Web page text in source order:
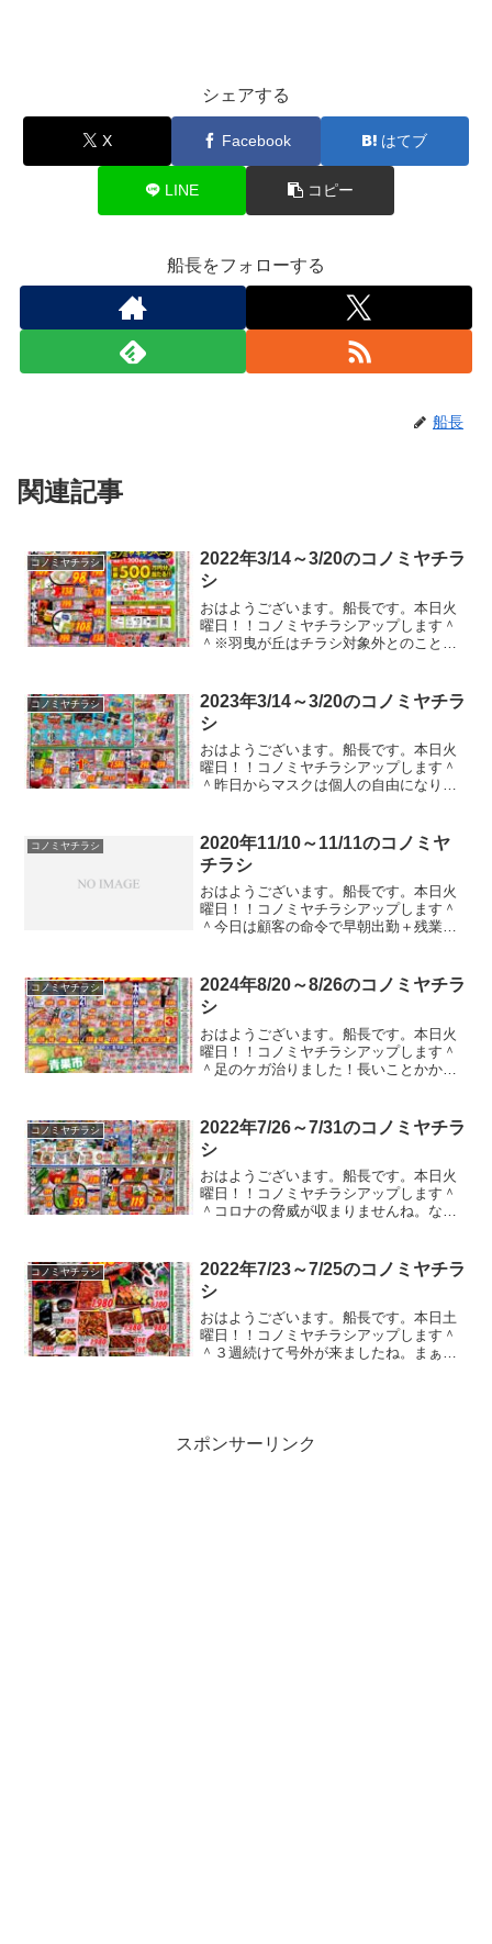
シェアする
X Facebook はてブ
LINE コピー
船長をフォローする
船長
関連記事
コノミヤチラシ
2022年3/14～3/20のコノミヤチラ
シ
おはようございます。船長です。本日火
曜日！！コノミヤチラシアップします＾
＾※羽曳が丘はチラシ対象外とのこと。
だ、衣替えのタイミング難しいですね。
どうせまた急に寒くなるんで...
コノミヤチラシ
2023年3/14～3/20のコノミヤチラ
シ
おはようございます。船長です。本日火
曜日！！コノミヤチラシアップします＾
＾昨日からマスクは個人の自由になりま
粉とか凄いんでマスク外す人はまだ少な
いのかな？って印象でした...
コノミヤチラシ
2020年11/10～11/11のコノミヤ
チラシ
おはようございます。船長です。本日火
曜日！！コノミヤチラシアップします＾
＾今日は顧客の命令で早朝出勤＋残業の
出勤したら早く上がらせろよ。朝早くに
やらなきゃいけない作業が...
コノミヤチラシ
2024年8/20～8/26のコノミヤチラ
シ
おはようございます。船長です。本日火
曜日！！コノミヤチラシアップします＾
＾足のケガ治りました！長いことかかり
ですね。。。ガストやバーミヤンのクー
ポンのチラシが入ってたの...
コノミヤチラシ
2022年7/26～7/31のコノミヤチラ
シ
おはようございます。船長です。本日火
曜日！！コノミヤチラシアップします＾
＾コロナの脅威が収まりませんね。なん
は二分されました？私はずっと在宅勤務
をしたいのですが、派遣先...
コノミヤチラシ
2022年7/23～7/25のコノミヤチラ
シ
おはようございます。船長です。本日土
曜日！！コノミヤチラシアップします＾
＾３週続けて号外が来ましたね。まぁ、
スポンサーリンク